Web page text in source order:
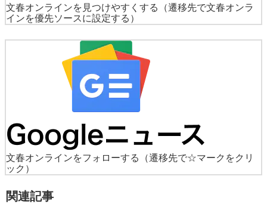
文春オンラインを見つけやすくする
（遷移先で文春オンラ
インを優先ソースに設定する）
文春オンラインをフォローする
（遷移先で☆マークをクリ
ック）
関連記事